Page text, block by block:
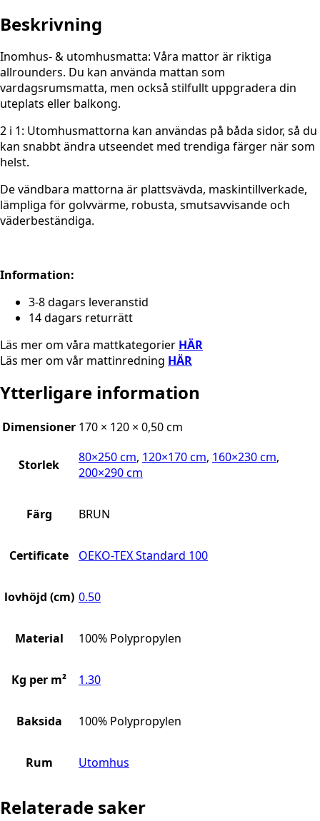
Beskrivning
Inomhus- & utomhusmatta: Våra mattor är riktiga
allrounders. Du kan använda mattan som
vardagsrumsmatta, men också stilfullt uppgradera din
uteplats eller balkong.
2 i 1: Utomhusmattorna kan användas på båda sidor, så du
kan snabbt ändra utseendet med trendiga färger när som
helst.
De vändbara mattorna är plattsvävda, maskintillverkade,
lämpliga för golvvärme, robusta, smutsavvisande och
väderbeständiga.
Information:
3-8 dagars leveranstid
14 dagars returrätt
Läs mer om våra mattkategorier HÄR
Läs mer om vår mattinredning HÄR
Ytterligare information
Dimensioner 170 × 120 × 0,50 cm
Storlek 80×250 cm, 120×170 cm, 160×230 cm,
200×290 cm
Färg BRUN
Certificate OEKO-TEX Standard 100
lovhöjd (cm) 0.50
Material 100% Polypropylen
Kg per m² 1.30
Baksida 100% Polypropylen
Rum Utomhus
Relaterade saker